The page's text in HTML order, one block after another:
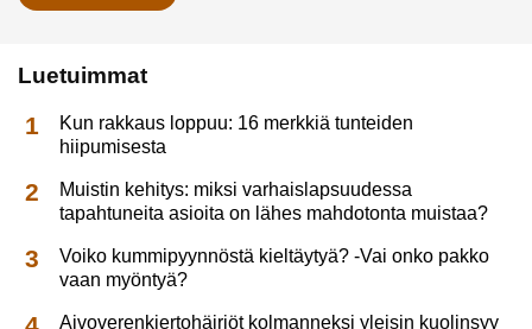
Luetuimmat
Kun rakkaus loppuu: 16 merkkiä tunteiden
hiipumisesta
Muistin kehitys: miksi varhaislapsuudessa
tapahtuneita asioita on lähes mahdotonta muistaa?
Voiko kummipyynnöstä kieltäytyä? -Vai onko pakko
vaan myöntyä?
Aivoverenkiertohäiriöt kolmanneksi yleisin kuolinsyy